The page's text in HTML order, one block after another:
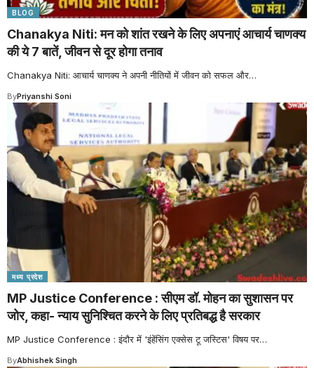
BLOG
Chanakya Niti: मन को शांत रखने के लिए अपनाएं आचार्य चाणक्य
की ये 7 बातें, जीवन से दूर होगा तनाव
Chanakya Niti: आचार्य चाणक्य ने अपनी नीतियों में जीवन को सफल और…
ByPriyanshi Soni
मध्य प्रदेश
MP Justice Conference : सीएम डॉ. मोहन का सुशासन पर
जोर, कहा- न्याय सुनिश्चित करने के लिए प्रतिबद्ध है सरकार
MP Justice Conference : इंदौर में 'इंहेंसिंग एक्सेस टू जस्टिस' विषय पर…
ByAbhishek Singh